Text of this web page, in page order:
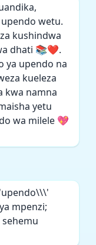
wetu.
kushindwa
dhati 📚❤️.
ya upendo na
kueleza
kwa namna
yetu
wa milele 💖
mpenzi;